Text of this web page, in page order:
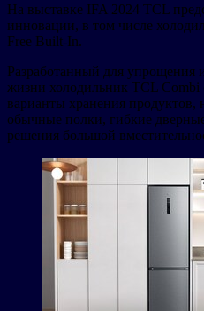
На выставке IFA 2024 TCL
инновации, в том числе
Free Built-In.
Разработанный для упрощения
жизни холодильник TCL Combi
варианты хранения
обычные полки, гибкие
решения большой